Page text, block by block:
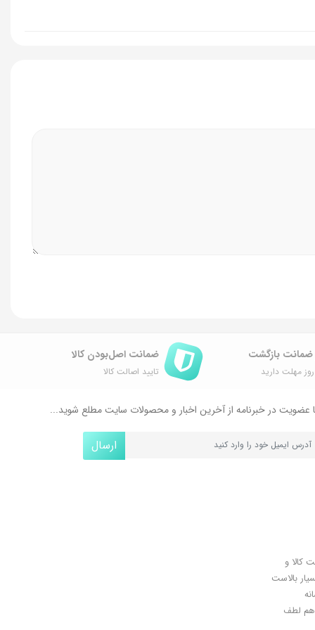
مهلت دارید
ضمانت اصل‌بودن کالا
تایید اصالت کالا
عضویت در خبرنامه از آخرین اخبار و محصولات سایت مطلع شوید...
ارسال
پرداخت در محل، 7 روز ضمانت بازگشت کالا و
بالاست
گرامی شما هم لطف